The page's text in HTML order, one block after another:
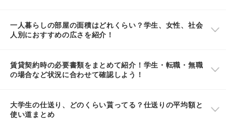
一人暮らしの部屋の面積はどれくらい？学生、女性、社会
人別におすすめの広さを紹介！
賃貸契約時の必要書類をまとめて紹介！学生・転職・無職
の場合など状況に合わせて確認しよう！
大学生の仕送り、どのくらい貰ってる？仕送りの平均額と
使い道まとめ